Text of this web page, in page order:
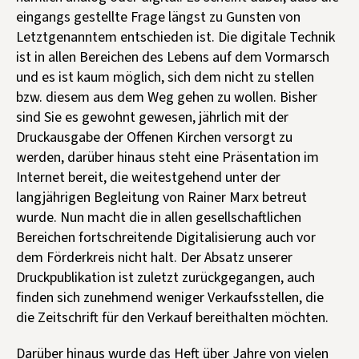
Kontakt aufnehmen
Mitglied werden
Spenden
eingangs gestellte Frage längst zu Gunsten von
Letztgenanntem entschieden ist. Die digitale Technik
ist in allen Bereichen des Lebens auf dem Vormarsch
und es ist kaum möglich, sich dem nicht zu stellen
bzw. diesem aus dem Weg gehen zu wollen. Bisher
sind Sie es gewohnt gewesen, jährlich mit der
Druckausgabe der Offenen Kirchen versorgt zu
werden, darüber hinaus steht eine Präsentation im
Internet bereit, die weitestgehend unter der
langjährigen Begleitung von Rainer Marx betreut
wurde. Nun macht die in allen gesellschaftlichen
Bereichen fortschreitende Digitalisierung auch vor
dem Förderkreis nicht halt. Der Absatz unserer
Druckpublikation ist zuletzt zurückgegangen, auch
finden sich zunehmend weniger Verkaufsstellen, die
die Zeitschrift für den Verkauf bereithalten möchten.
Darüber hinaus wurde das Heft über Jahre von vielen